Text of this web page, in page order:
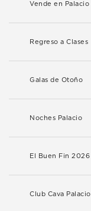
Vende en Palacio
Regreso a Clases
Galas de Otoño
Noches Palacio
El Buen Fin 2026
Club Cava Palacio